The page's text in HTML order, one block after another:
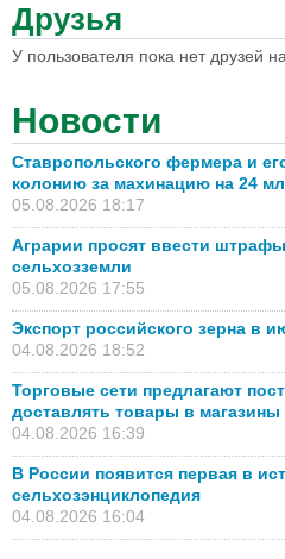
Друзья
У пользователя пока нет друзей
Новости
Ставропольского фермера и
колонию за махинацию на 24
05.08.2026 18:17
Аграрии просят ввести
сельхозземли
05.08.2026 17:55
Экспорт российского зерна в
04.08.2026 18:52
Торговые сети предлагают
доставлять товары в магазины
04.08.2026 16:39
В России появится первая в
сельхозэнциклопедия
04.08.2026 16:04